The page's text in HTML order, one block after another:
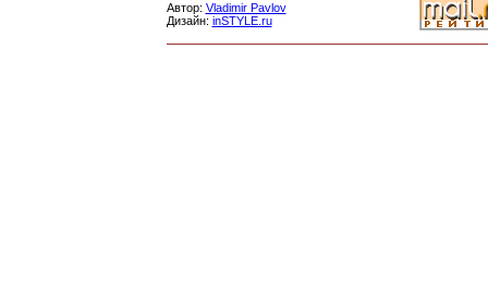
Автор: Vladimir Pavlov
Дизайн: inSTYLE.ru